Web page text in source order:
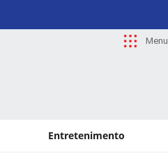
Menu
Entretenimento